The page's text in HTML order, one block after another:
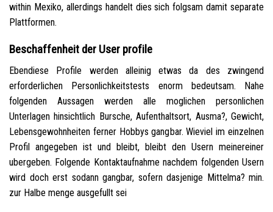
within Mexiko, allerdings handelt dies sich folgsam damit separate
Plattformen.
Beschaffenheit der User profile
Ebendiese Profile werden alleinig etwas da des zwingend
erforderlichen Personlichkeitstests enorm bedeutsam. Nahe
folgenden Aussagen werden alle moglichen personlichen
Unterlagen hinsichtlich Bursche, Aufenthaltsort, Ausma?, Gewicht,
Lebensgewohnheiten ferner Hobbys gangbar. Wieviel im einzelnen
Profil angegeben ist und bleibt, bleibt den Usern meinereiner
ubergeben. Folgende Kontaktaufnahme nachdem folgenden Usern
wird doch erst sodann gangbar, sofern dasjenige Mittelma? min.
zur Halbe menge ausgefullt sei